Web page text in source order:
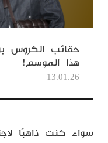
حقائب الكروس
هذا الموسم!
13.01.26
سواء كنت ذاهبًا